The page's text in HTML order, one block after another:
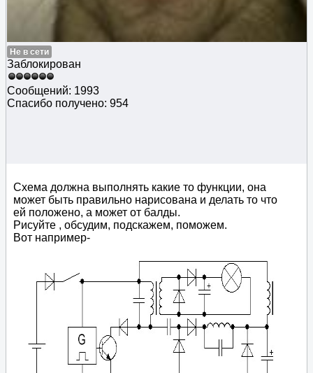
Не в сети
Заблокирован
Сообщений: 1993
Спасибо получено: 954
Схема должна выполнять какие то функции, она
может быть правильно нарисована и делать то что
ей положено, а может от балды.
Рисуйте , обсудим, подскажем, поможем.
Вот например-